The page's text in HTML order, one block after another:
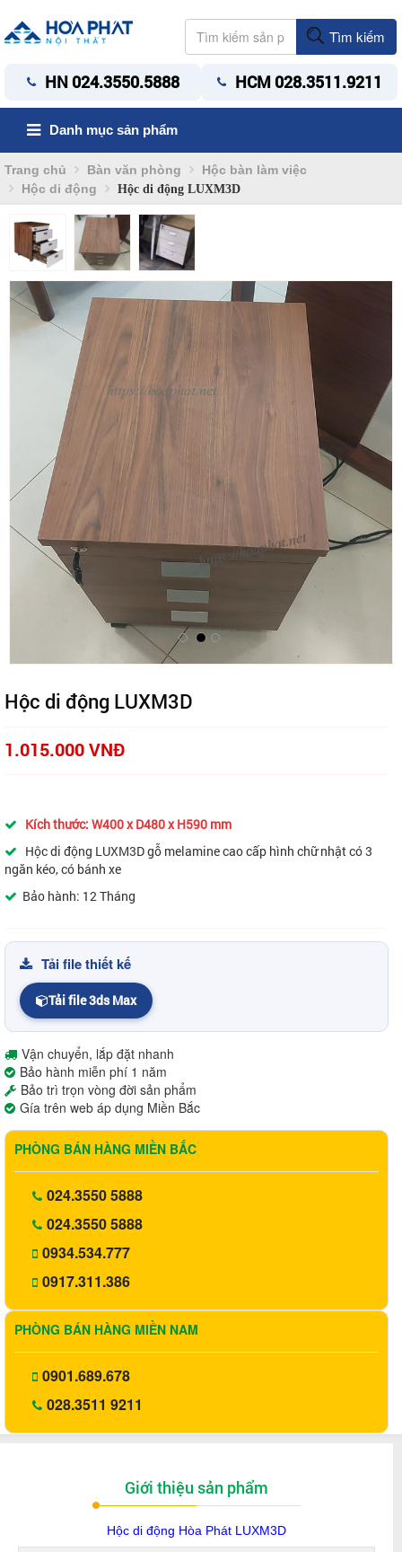
Tìm kiếm
HN 024.3550.5888 HCM 028.3511.9211
Danh mục sản phẩm
Trang chủ Bàn văn phòng
Hộc bàn làm việc
Hộc di động
Hộc di động LUXM3D
Hộc di động LUXM3D
1.015.000 VNĐ
Kích thước: W400 x D480 x H590 mm
Hộc di động LUXM3D gỗ melamine cao cấp hình chữ nhật có 3
ngăn kéo, có bánh xe
Bảo hành: 12 Tháng
Tải file thiết kế
Tải file 3ds Max
Vận chuyển, lắp đặt nhanh
Bảo hành miễn phí 1 năm
Bảo trì trọn vòng đời sản phẩm
Gía trên web áp dụng Miền Bắc
PHÒNG BÁN HÀNG MIỀN BẮC
024.3550 5888
024.3550 5888
0934.534.777
0917.311.386
PHÒNG BÁN HÀNG MIỀN NAM
0901.689.678
028.3511 9211
Giới thiệu sản phẩm
Hộc di động Hòa Phát LUXM3D